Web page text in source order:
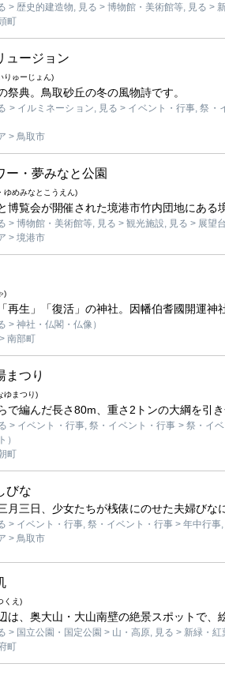
> 歴史的建造物, 見る > 博物館・美術館等, 見る >
町
ュージョン
りゅーじょん)
祭典。鳥取砂丘の冬の風物詩です。
> イルミネーション, 見る > イベント・行事, 祭
> 鳥取市
ー・夢みなと公園
ゆめみなとこうえん)
博覧会が開催された境港市竹内団地にある
> 博物館・美術館等, 見る > 観光施設, 見る > 展望
> 境港市
)
再生」「復活」の神社。因幡伯耆國開運神
> 神社・仏閣・仏像）
南部町
まつり
ゆまつり)
で編んだ長さ80m、重さ2トンの大綱を引
> イベント・行事, 祭・イベント・行事 > 祭・イ
）
町
びな
月三日、少女たちが桟俵にのせた夫婦びな
> イベント・行事, 祭・イベント・行事 > 年中行事
> 鳥取市
くえ)
は、奥大山・大山南壁の絶景スポットで、
> 国立公園・国定公園 > 山・高原, 見る > 新緑・紅
町